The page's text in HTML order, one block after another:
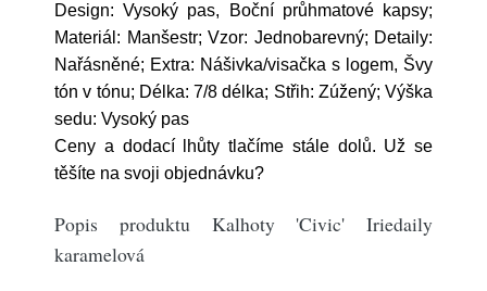
Design: Vysoký pas, Boční průhmatové kapsy;
Materiál: Manšestr; Vzor: Jednobarevný; Detaily:
Nařásněné; Extra: Nášivka/visačka s logem, Švy
tón v tónu; Délka: 7/8 délka; Střih: Zúžený; Výška
sedu: Vysoký pas
Ceny a dodací lhůty tlačíme stále dolů. Už se
těšíte na svoji objednávku?
Popis produktu Kalhoty 'Civic' Iriedaily
karamelová